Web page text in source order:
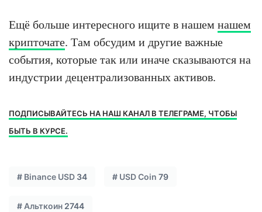
Ещё больше интересного ищите в нашем нашем
крипточате. Там обсудим и другие важные
события, которые так или иначе сказываются на
индустрии децентрализованных активов.
ПОДПИСЫВАЙТЕСЬ НА НАШ КАНАЛ В ТЕЛЕГРАМЕ, ЧТОБЫ
БЫТЬ В КУРСЕ.
# Binance USD 34 # USD Coin 79
# Альткоин 2744